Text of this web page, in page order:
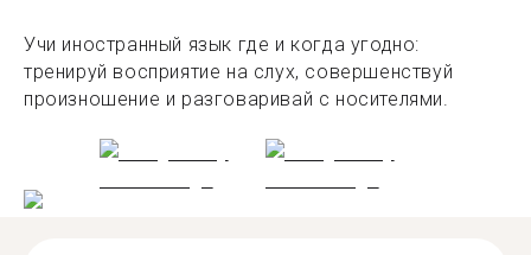
Учи иностранный язык где и когда угодно:
тренируй восприятие на слух, совершенствуй
произношение и разговаривай с носителями.